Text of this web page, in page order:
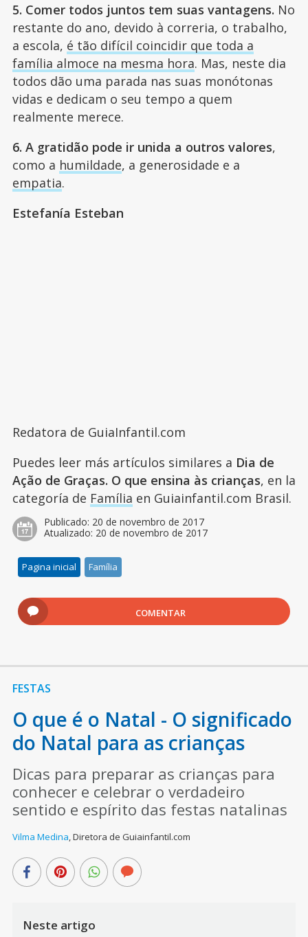
5. Comer todos juntos tem suas vantagens. No
restante do ano, devido à correria, o trabalho,
a escola, é tão difícil coincidir que toda a
família almoce na mesma hora. Mas, neste dia
todos dão uma parada nas suas monótonas
vidas e dedicam o seu tempo a quem
realmente merece.
6. A gratidão pode ir unida a outros valores,
como a humildade, a generosidade e a
empatia.
Estefanía Esteban
Redatora de GuiaInfantil.com
Puedes leer más artículos similares a Dia de
Ação de Graças. O que ensina às crianças, en la
categoría de Família en Guiainfantil.com Brasil.
Publicado: 20 de novembro de 2017
Atualizado: 20 de novembro de 2017
Pagina inicial Família
COMENTAR
FESTAS
O que é o Natal - O significado
do Natal para as crianças
Dicas para preparar as crianças para
conhecer e celebrar o verdadeiro
sentido e espírito das festas natalinas
Vilma Medina,Diretora de Guiainfantil.com
Neste artigo